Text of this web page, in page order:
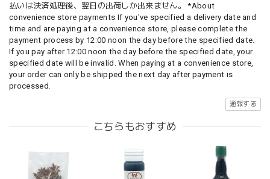
払いは決済処理後、翌日の出荷しか出来ません。 *About
convenience store payments If you've specified a delivery date and
time and are paying at a convenience store, please complete the
payment process by 12:00 noon the day before the specified date.
If you pay after 12:00 noon the day before the specified date, your
specified date will be invalid. When paying at a convenience store,
your order can only be shipped the next day after payment is
processed.
通報する
こちらもおすすめ